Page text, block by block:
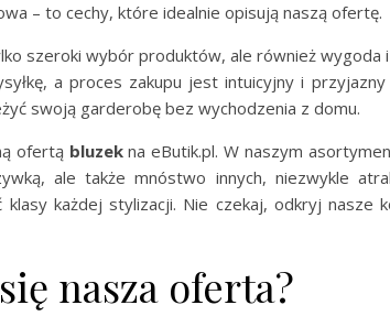
– to cechy, które idealnie opisują naszą ofertę.
szeroki wybór produktów, ale również wygoda
a proces zakupu jest intuicyjny i przyjazny
swoją garderobę bez wychodzenia z domu.
ofertą bluzekna eButik.pl. W naszym
ale także mnóstwo innych, niezwykle
każdej stylizacji. Nie czekaj, odkryj nasze
nasza oferta?